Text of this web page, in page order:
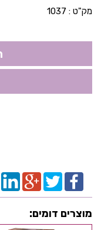
מק"ט : 1037
מוצרים דומים: